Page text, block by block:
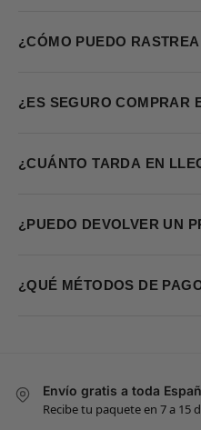
¿CÓMO PUEDO
¿ES SEGURO COMPRAR
¿CUÁNTO TARDA EN
¿PUEDO DEVOLVER UN
¿QUÉ MÉTODOS DE
Envío gratis a toda
Recibe tu paquete en 7 a 15